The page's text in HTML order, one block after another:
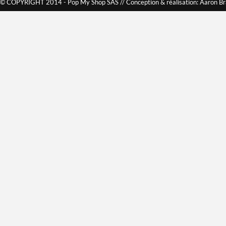
© COPYRIGHT 2014 - Pop My Shop SAS // Conception & réalisation: Aaron